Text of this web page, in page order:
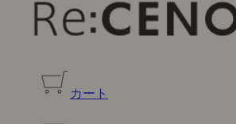
カート